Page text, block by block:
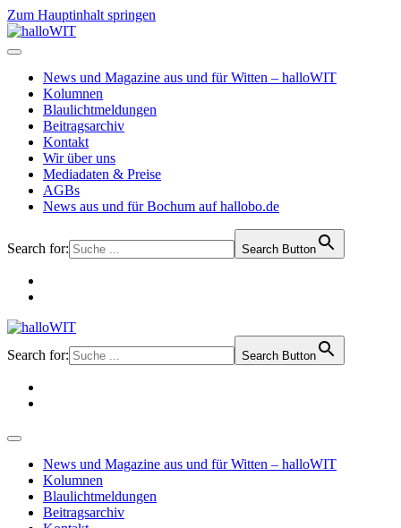
Zum Hauptinhalt springen
News und Magazine aus und für Witten – halloWIT
Kolumnen
Blaulichtmeldungen
Beitragsarchiv
Kontakt
Wir über uns
Mediadaten & Preise
AGBs
News aus und für Bochum auf hallobo.de
Search for: Search Button
Search for: Search Button
News und Magazine aus und für Witten – halloWIT
Kolumnen
Blaulichtmeldungen
Beitragsarchiv